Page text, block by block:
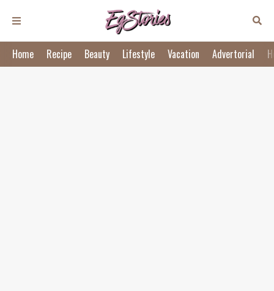
Home Recipe Beauty Lifestyle Vacation Advertorial